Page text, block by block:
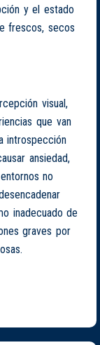
y el estado
frescos, secos
visual,
que van
introspección
ansiedad,
no
inadecuado de
graves por